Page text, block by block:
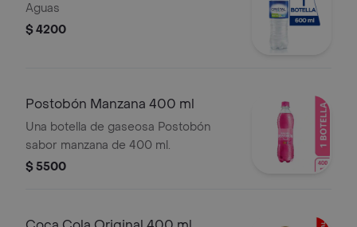
Aguas
$ 4200
Postobón Manzana 400 ml
Una botella de gaseosa Postobón
sabor manzana de 400 ml.
$ 5500